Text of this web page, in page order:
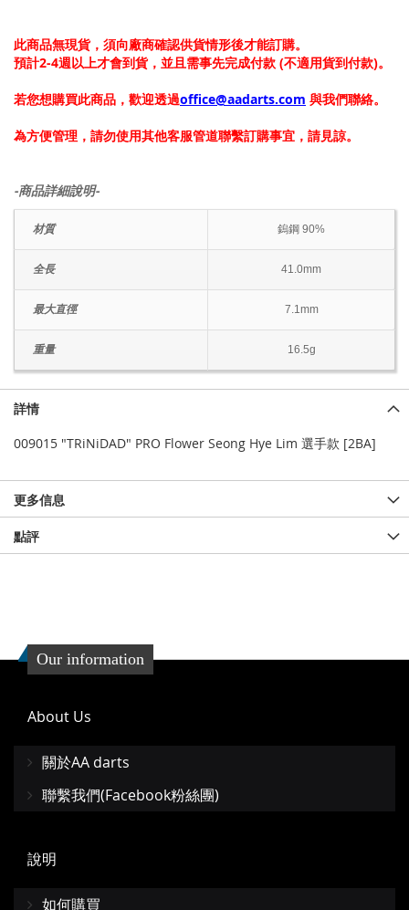
此商品無現貨，須向廠商確認供貨情形後才能訂購。
預計2-4週以上才會到貨，並且需事先完成付款 (不適用貨到付款)。
若您想購買此商品，歡迎透過office@aadarts.com 與我們聯絡。
為方便管理，請勿使用其他客服管道聯繫訂購事宜，請見諒。
-商品詳細說明-
材質 鎢鋼 90%
全長 41.0mm
最大直徑 7.1mm
重量 16.5g
詳情
009015 "TRiNiDAD" PRO Flower Seong Hye Lim 選手款 [2BA]
更多信息
點評
Our information
About Us
關於AA darts
聯繫我們(Facebook粉絲團)
說明
如何購買